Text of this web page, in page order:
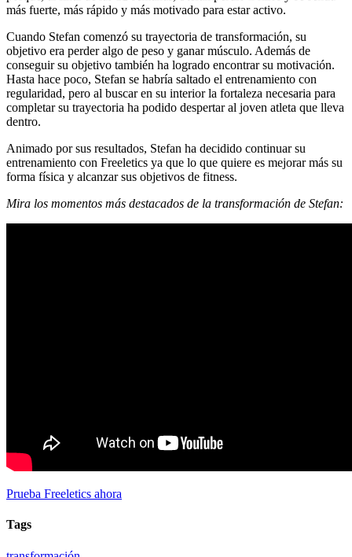
más fuerte, más rápido y más motivado para estar activo.
Cuando Stefan comenzó su trayectoria de transformación, su
objetivo era perder algo de peso y ganar músculo. Además de
conseguir su objetivo también ha logrado encontrar su motivación.
Hasta hace poco, Stefan se habría saltado el entrenamiento con
regularidad, pero al buscar en su interior la fortaleza necesaria para
completar su trayectoria ha podido despertar al joven atleta que lleva
dentro.
Animado por sus resultados, Stefan ha decidido continuar su
entrenamiento con Freeletics ya que lo que quiere es mejorar más su
forma física y alcanzar sus objetivos de fitness.
Mira los momentos más destacados de la transformación de Stefan:
Prueba Freeletics ahora
Tags